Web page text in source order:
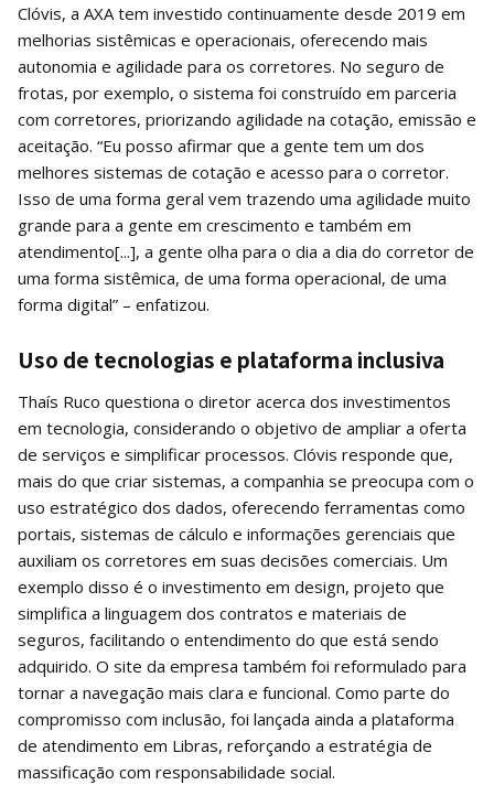
Clóvis, a AXA tem investido continuamente desde 2019 em
melhorias sistêmicas e operacionais, oferecendo mais
autonomia e agilidade para os corretores. No seguro de
frotas, por exemplo, o sistema foi construído em parceria
com corretores, priorizando agilidade na cotação, emissão e
aceitação. “Eu posso afirmar que a gente tem um dos
melhores sistemas de cotação e acesso para o corretor.
Isso de uma forma geral vem trazendo uma agilidade muito
grande para a gente em crescimento e também em
atendimento[...], a gente olha para o dia a dia do corretor de
uma forma sistêmica, de uma forma operacional, de uma
forma digital” – enfatizou.
Uso de tecnologias e plataforma inclusiva
Thaís Ruco questiona o diretor acerca dos investimentos
em tecnologia, considerando o objetivo de ampliar a oferta
de serviços e simplificar processos. Clóvis responde que,
mais do que criar sistemas, a companhia se preocupa com o
uso estratégico dos dados, oferecendo ferramentas como
portais, sistemas de cálculo e informações gerenciais que
auxiliam os corretores em suas decisões comerciais. Um
exemplo disso é o investimento em design, projeto que
simplifica a linguagem dos contratos e materiais de
seguros, facilitando o entendimento do que está sendo
adquirido. O site da empresa também foi reformulado para
tornar a navegação mais clara e funcional. Como parte do
compromisso com inclusão, foi lançada ainda a plataforma
de atendimento em Libras, reforçando a estratégia de
massificação com responsabilidade social.